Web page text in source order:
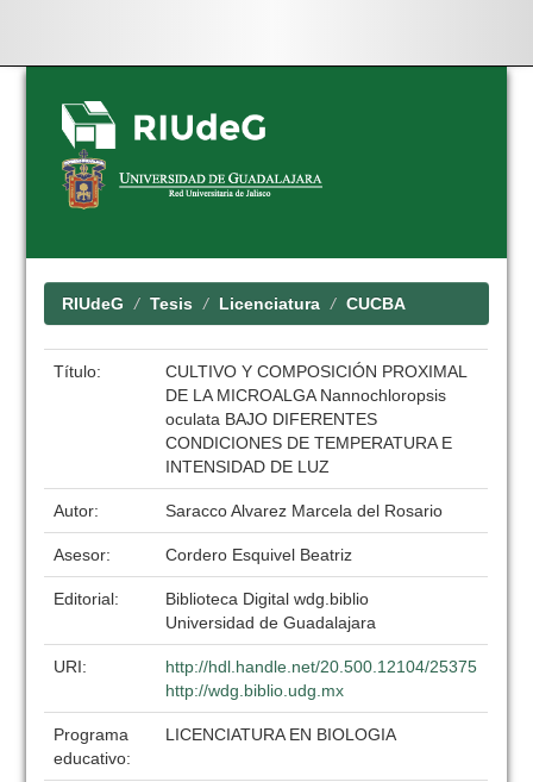
Skip
navigation
RIUdeG Tesis Licenciatura CUCBA
Título:
CULTIVO Y COMPOSICIÓN PROXIMAL
DE LA MICROALGA Nannochloropsis
oculata BAJO DIFERENTES
CONDICIONES DE TEMPERATURA E
INTENSIDAD DE LUZ
Autor: Saracco Alvarez Marcela del Rosario
Asesor: Cordero Esquivel Beatriz
Editorial:
Biblioteca Digital wdg.biblio
Universidad de Guadalajara
URI:
http://hdl.handle.net/20.500.12104/25375
http://wdg.biblio.udg.mx
Programa
educativo:
LICENCIATURA EN BIOLOGIA